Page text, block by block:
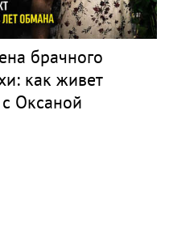
брачного
как живет
Оксаной